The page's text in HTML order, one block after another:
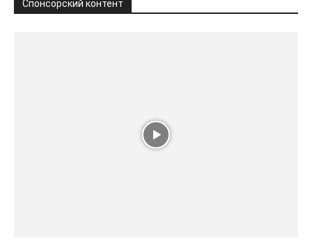
Спонсорский контент